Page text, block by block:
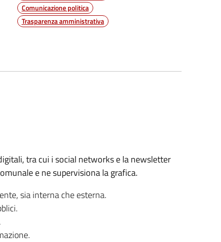
Comunicazione politica
Trasparenza amministrativa
tra cui i social networks e la newsletter
e ne supervisiona la grafica.
sia interna che esterna.